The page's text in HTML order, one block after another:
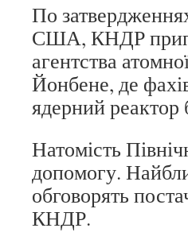
По
США, КНДР
агентства
Йонбене, де
ядерний реактор
Натомість
допомогу.
обговорять
КНДР.